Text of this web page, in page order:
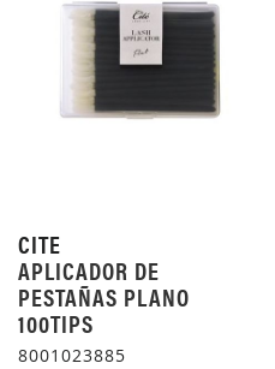
CITE
APLICADOR DE
PESTAÑAS PLANO
100TIPS
8001023885